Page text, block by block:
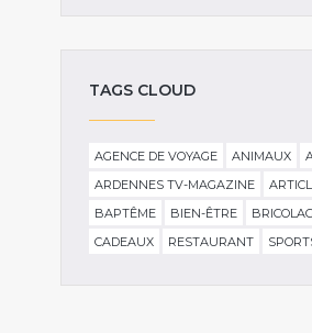
TAGS CLOUD
AGENCE DE VOYAGE ANIMAUX
ARDENNES TV-MAGAZINE
BAPTÊME
BIEN-ÊTRE
CADEAUX
RESTAURANT